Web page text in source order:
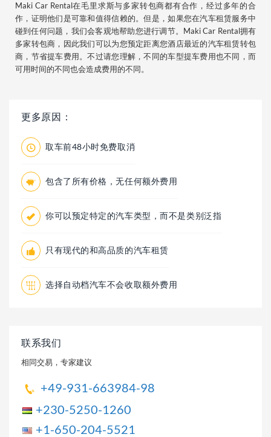
Maki Car Rental在毛里求斯与多家转包商都有合作，经过多年的合
作，证明他们是可靠和值得信赖的。但是，如果您在汽车租赁服务中
碰到任何问题，我们会客观地帮助您进行调节。Maki Car Rental拥有
多家转包商，因此我们可以为您预定距离您酒店最近的汽车租赁转包
商，节省提车费用。不过请您理解，不同的车型提车费用也不同，而
可用时间的不同也会造成费用的不同。
更多原因：
取车前48小时免费取消
包含了所有价格，无任何额外费用
你可以预定特定的汽车类型，而不是类别泛指
只有现代的和高品质的汽车租赁
选择自动档汽车不会收取额外费用
联系我们
相同交易，专家建议
+49-931-663984-98
+230-5250-1260
+1-650-204-5521